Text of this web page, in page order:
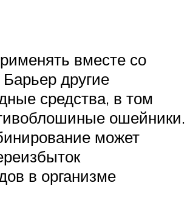
вместе со
другие
средства, в том
ошейники.
может
в организме